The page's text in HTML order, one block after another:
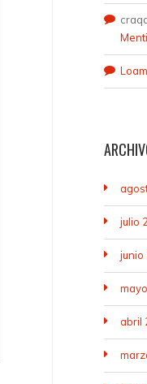
Loam
julio
junio
abril